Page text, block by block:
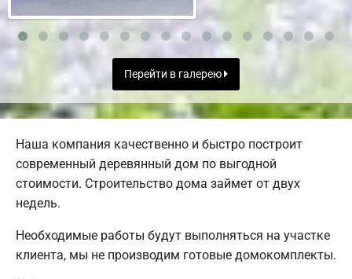
Перейти в галерею
Наша компания качественно и быстро построит
современный деревянный дом по выгодной
стоимости. Строительство дома займет от двух
недель.
Необходимые работы будут выполняться на участке
клиента, мы не производим готовые домокомплекты.